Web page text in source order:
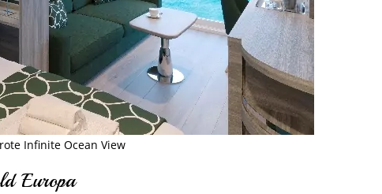
Infinite Ocean View
Europa